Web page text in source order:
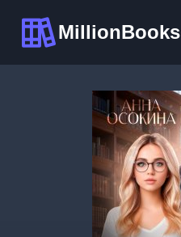
содержимому
MillionBooks